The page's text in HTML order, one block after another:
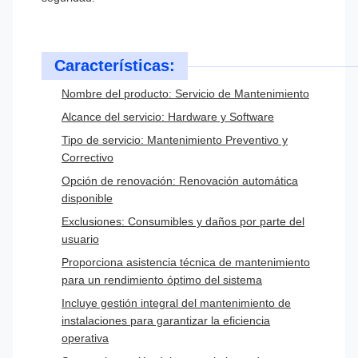
Características:
Nombre del producto: Servicio de Mantenimiento
Alcance del servicio: Hardware y Software
Tipo de servicio: Mantenimiento Preventivo y
Correctivo
Opción de renovación: Renovación automática
disponible
Exclusiones: Consumibles y daños por parte del
usuario
Proporciona asistencia técnica de mantenimiento
para un rendimiento óptimo del sistema
Incluye gestión integral del mantenimiento de
instalaciones para garantizar la eficiencia
operativa